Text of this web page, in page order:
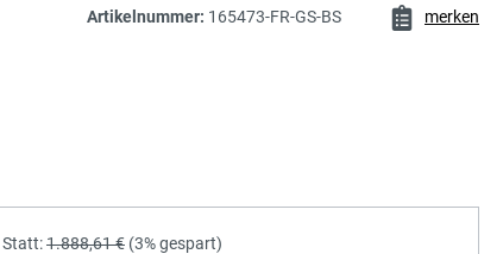
Artikelnummer: 165473-FR-GS-BS merken
Statt:1.888,61 € (3%gespart)